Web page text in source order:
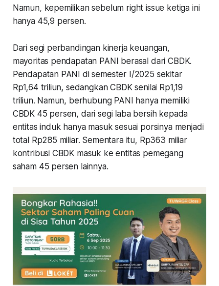
Namun, kepemilikan sebelum right issue ketiga ini
hanya 45,9 persen.
Dari segi perbandingan kinerja keuangan,
mayoritas pendapatan PANI berasal dari CBDK.
Pendapatan PANI di semester I/2025 sekitar
Rp1,64 triliun, sedangkan CBDK senilai Rp1,19
triliun. Namun, berhubung PANI hanya memiliki
CBDK 45 persen, dari segi laba bersih kepada
entitas induk hanya masuk sesuai porsinya menjadi
total Rp285 miliar. Sementara itu, Rp363 miliar
kontribusi CBDK masuk ke entitas pemegang
saham 45 persen lainnya.